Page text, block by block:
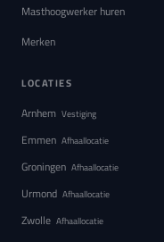
Masthoogwerker huren
Merken
LOCATIES
Arnhem Vestiging
Emmen Afhaallocatie
Groningen Afhaallocatie
Urmond Afhaallocatie
Zwolle Afhaallocatie